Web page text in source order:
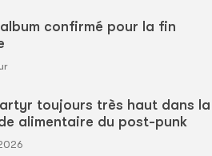
confirmé pour la fin
toujours très haut dans la
alimentaire du post-punk